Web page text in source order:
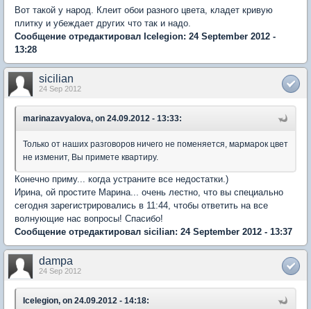
Вот такой у народ. Клеит обои разного цвета, кладет кривую
плитку и убеждает других что так и надо.
Сообщение отредактировал Icelegion: 24 September 2012 -
13:28
sicilian
24 Sep 2012
marinazavyalova, on 24.09.2012 - 13:33:
Только от наших разговоров ничего не поменяется, мармарок цвет
не изменит, Вы примете квартиру.
Конечно приму... когда устраните все недостатки.)
Ирина, ой простите Марина... очень лестно, что вы специально
сегодня зарегистрировались в 11:44, чтобы ответить на все
волнующие нас вопросы! Спасибо!
Сообщение отредактировал sicilian: 24 September 2012 - 13:37
dampa
24 Sep 2012
Icelegion, on 24.09.2012 - 14:18: